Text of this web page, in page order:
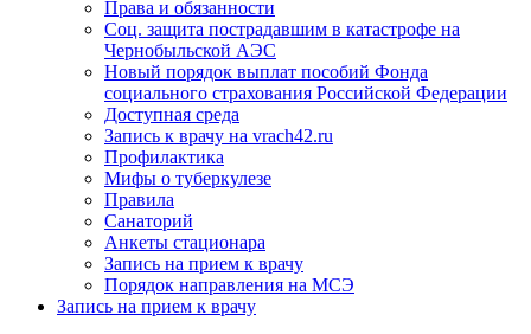
Права и обязанности
Соц. защита пострадавшим в катастрофе на
Чернобыльской АЭС
Новый порядок выплат пособий Фонда
социального страхования Российской Федерации
Доступная среда
Запись к врачу на vrach42.ru
Профилактика
Мифы о туберкулезе
Правила
Санаторий
Анкеты стационара
Запись на прием к врачу
Порядок направления на МСЭ
Запись на прием к врачу